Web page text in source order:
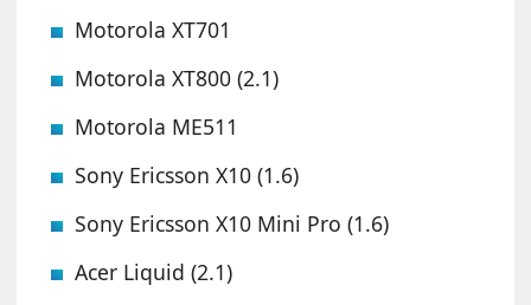
Motorola XT701
Motorola XT800 (2.1)
Motorola ME511
Sony Ericsson X10 (1.6)
Sony Ericsson X10 Mini Pro (1.6)
Acer Liquid (2.1)